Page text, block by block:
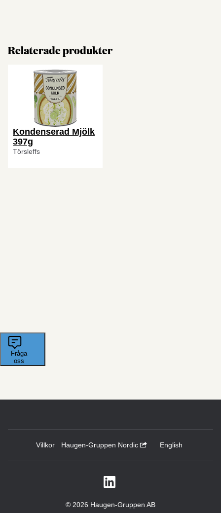
Relaterade produkter
Kondenserad Mjölk
397g
Törsleffs
Villkor Haugen-Gruppen Nordic English
© 2026 Haugen-Gruppen AB